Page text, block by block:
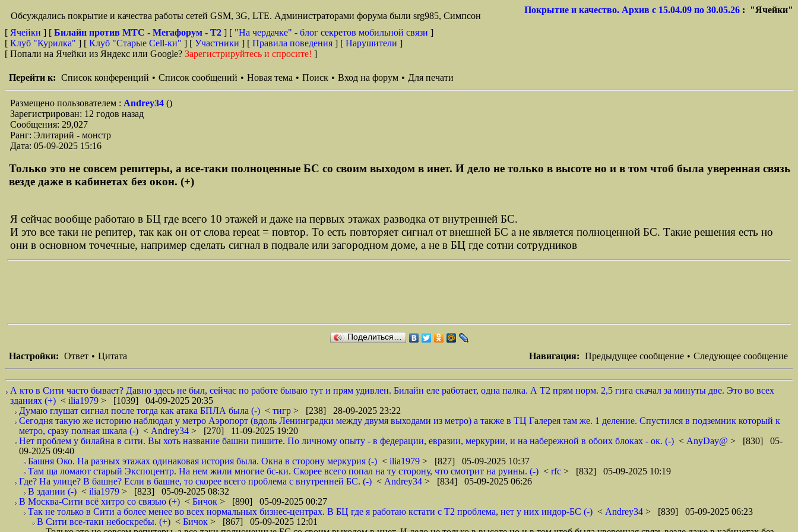
Покрытие и качество. Архив с 15.04.09 по 30.05.26 : "Ячейки"
Обсуждались покрытие и качества работы сетей GSM, 3G, LTE. Администраторами форума были srg985, Симпсон
[ Ячейки ] [ Билайн против МТС - Мегафорум - T2 ] [ "На чердачке" - блог секретов мобильной связи ]
[ Клуб "Курилка" ] [ Клуб "Старые Сell-ки" ] [ Участники ] [ Правила поведения ] [ Нарушители ]
[ Попали на Ячейки из Яндекс или Google? Зарегистрируйтесь и спросите! ]
Перейти к: Список конференций • Список сообщений • Новая тема • Поиск • Вход на форум • Для печати
Размещено пользователем : Andrey34 ()
Зарегистрирован: 12 годов назад
Сообщения: 29,027
Ранг: Элитарий - монстр
Дата: 05-09-2025 15:16
Только это не совсем репитеры, а все-таки полноценные БС со своим выходом в инет. И дело не только в высоте но и в том чтоб была уверенная связь
везде даже в кабинетах без окон. (+)
Я сейчас вообще работаю в БЦ где всего 10 этажей и даже на первых этажах разводка от внутренней БС.
И это все таки не репитер, так как он от слова repeat = повтор. То есть повторяет сигнал от внешней БС а не является полноценной БС. Такие решения есть но
они в основном точечные, например сделать сигнал в подвале или загородном доме, а не в БЦ где сотни сотрудников
Поделиться…
Навигация: Предыдущее сообщение • Следующее сообщение
Настройки: Ответ • Цитата
А кто в Сити часто бывает? Давно здесь не был, сейчас по работе бываю тут и прям удивлен. Билайн еле работает, одна палка. А Т2 прям норм. 2,5 гига скачал за минуты две. Это во всех
зданиях (+) < ilia1979 > [1039] 04-09-2025 20:35
Думаю глушат сигнал после тогда как атака БПЛА была (-) < тигр > [238] 28-09-2025 23:22
Сегодня такую же историю наблюдал у метро Аэропорт (вдоль Ленинградки между двумя выходами из метро) а также в ТЦ Галерея там же. 1 деление. Спустился в подземник который к
метро, сразу полная шкала (-) < Andrey34 > [270] 11-09-2025 19:20
Нет проблем у билайна в сити. Вы хоть название башни пишите. По личному опыту - в федерации, евразии, меркурии, и на набережной в обоих блоках - ок. (-) < AnyDay@ > [830] 05-
09-2025 09:40
Башня Око. На разных этажах одинаковая история была. Окна в сторону меркурия (-) < ilia1979 > [827] 05-09-2025 10:37
Там ща ломают старый Экспоцентр. На нем жили многие бс-ки. Скорее всего попал на ту сторону, что смотрит на руины. (-) < rfc > [832] 05-09-2025 10:19
Где? На улице? В башне? Если в башне, то скорее всего проблема с внутренней БС. (-) < Andrey34 > [834] 05-09-2025 06:26
В здании (-) < ilia1979 > [823] 05-09-2025 08:32
В Москва-Сити всё хитро со связью (+) < Бичок > [890] 05-09-2025 00:27
Так не только в Сити а более менее во всех нормальных бизнес-центрах. В БЦ где я работаю кстати с Т2 проблема, нет у них индор-БС (-) < Andrey34 > [839] 05-09-2025 06:23
В Сити все-таки небоскребы. (+) < Бичок > [867] 05-09-2025 12:01